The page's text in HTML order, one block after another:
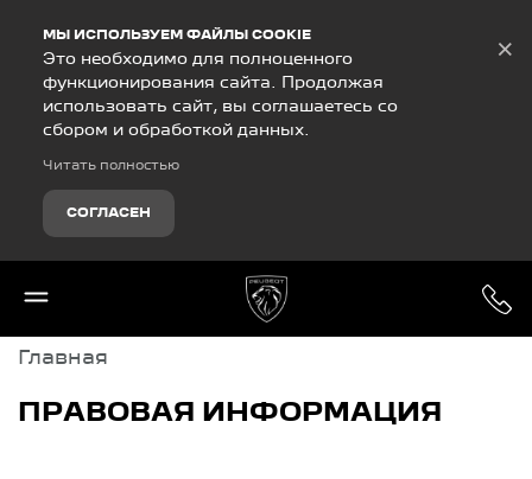
МЫ ИСПОЛЬЗУЕМ ФАЙЛЫ COOKIE
Это необходимо для полноценного
функционирования сайта. Продолжая
использовать сайт, вы соглашаетесь со
сбором и обработкой данных.
Читать полностью
СОГЛАСЕН
×
Главная
ПРАВОВАЯ ИНФОРМАЦИЯ